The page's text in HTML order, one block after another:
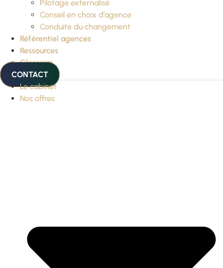
Pilotage externalisé
Conseil en choix d’agence
Conduite du changement
Référentiel agences
Ressources
Glossaire
CONTACT
Le cabinet
Nos offres